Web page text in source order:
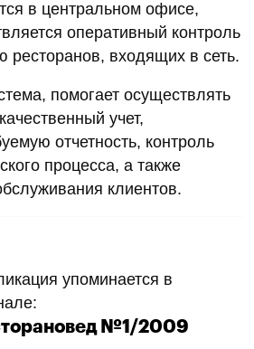
в центральном офисе,
оперативный контроль
ресторанов, входящих в сеть.
помогает осуществлять
учет,
отчетность, контроль
процесса, а также
клиентов.
упоминается в
№1/2009